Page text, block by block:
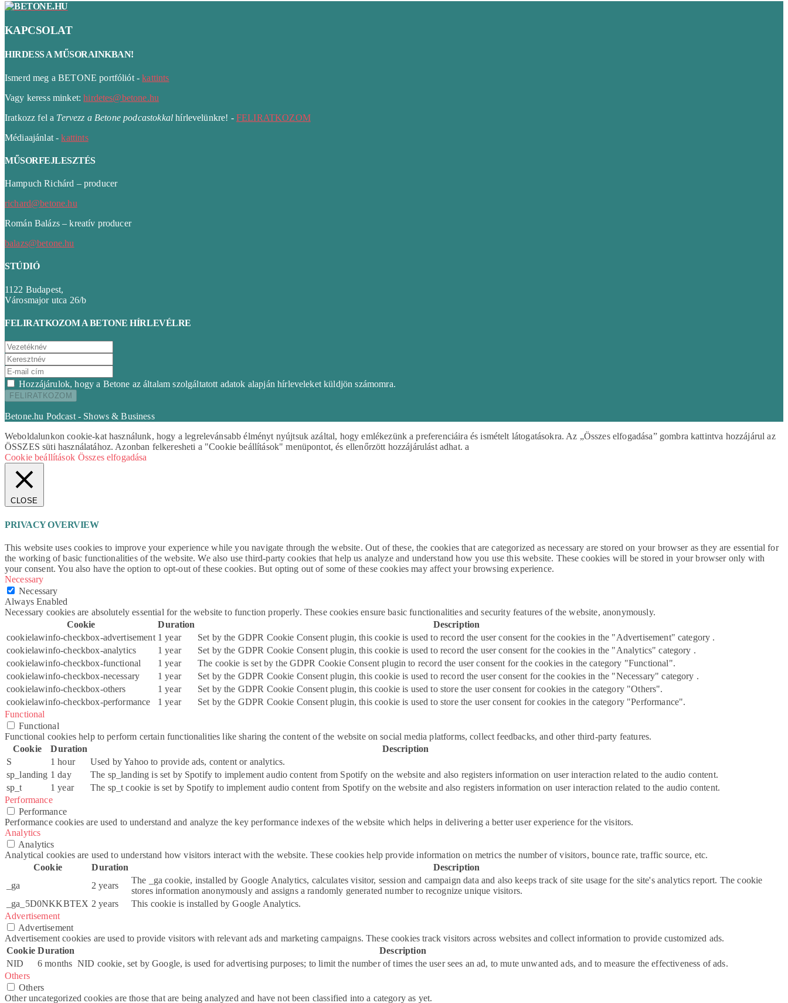
KAPCSOLAT
HIRDESS A MŰSORAINKBAN!
Ismerd meg a BETONE portfóliót -kattints
Vagy keress minket:hirdetes@betone.hu
Iratkozz fel a Tervezz a Betone podcastokkal hírlevelünkre! - FELIRATKOZOM
Médiaajánlat -kattints
MŰSORFEJLESZTÉS
Hampuch Richárd – producer
richard@betone.hu
Román Balázs – kreatív producer
balazs@betone.hu
STÚDIÓ
1122 Budapest,
Városmajor utca 26/b
FELIRATKOZOM A BETONE HÍRLEVÉLRE
Hozzájárulok, hogy a Betone az általam szolgáltatott adatok alapján hírleveleket küldjön számomra.
Betone.hu Podcast - Shows & Business
Weboldalunkon cookie-kat használunk, hogy a legrelevánsabb élményt nyújtsuk azáltal, hogy emlékezünk a preferenciáira és ismételt látogatásokra. Az „Összes elfogadása” gombra kattintva hozzájárul az
ÖSSZES süti használatához. Azonban felkeresheti a "Cookie beállítások" menüpontot, és ellenőrzött hozzájárulást adhat. a
Cookie beállítások Összes elfogadása
CLOSE
PRIVACY OVERVIEW
This website uses cookies to improve your experience while you navigate through the website. Out of these, the cookies that are categorized as necessary are stored on your browser as they are essential for
the working of basic functionalities of the website. We also use third-party cookies that help us analyze and understand how you use this website. These cookies will be stored in your browser only with
your consent. You also have the option to opt-out of these cookies. But opting out of some of these cookies may affect your browsing experience.
Necessary
Necessary
Always Enabled
Necessary cookies are absolutely essential for the website to function properly. These cookies ensure basic functionalities and security features of the website, anonymously.
Cookie
Duration
Description
cookielawinfo-checkbox-advertisement 1 year
Set by the GDPR Cookie Consent plugin, this cookie is used to record the user consent for the cookies in the "Advertisement" category .
cookielawinfo-checkbox-analytics
1 year
Set by the GDPR Cookie Consent plugin, this cookie is used to record the user consent for the cookies in the "Analytics" category .
cookielawinfo-checkbox-functional
1 year
The cookie is set by the GDPR Cookie Consent plugin to record the user consent for the cookies in the category "Functional".
cookielawinfo-checkbox-necessary
1 year
Set by the GDPR Cookie Consent plugin, this cookie is used to record the user consent for the cookies in the "Necessary" category .
cookielawinfo-checkbox-others
1 year
Set by the GDPR Cookie Consent plugin, this cookie is used to store the user consent for cookies in the category "Others".
cookielawinfo-checkbox-performance
1 year
Set by the GDPR Cookie Consent plugin, this cookie is used to store the user consent for cookies in the category "Performance".
Functional
Functional
Functional cookies help to perform certain functionalities like sharing the content of the website on social media platforms, collect feedbacks, and other third-party features.
Cookie
Duration
Description
S
1 hour
Used by Yahoo to provide ads, content or analytics.
sp_landing 1 day
The sp_landing is set by Spotify to implement audio content from Spotify on the website and also registers information on user interaction related to the audio content.
sp_t
1 year
The sp_t cookie is set by Spotify to implement audio content from Spotify on the website and also registers information on user interaction related to the audio content.
Performance
Performance
Performance cookies are used to understand and analyze the key performance indexes of the website which helps in delivering a better user experience for the visitors.
Analytics
Analytics
Analytical cookies are used to understand how visitors interact with the website. These cookies help provide information on metrics the number of visitors, bounce rate, traffic source, etc.
Cookie
Duration
Description
_ga
2 years
The _ga cookie, installed by Google Analytics, calculates visitor, session and campaign data and also keeps track of site usage for the site's analytics report. The cookie
stores information anonymously and assigns a randomly generated number to recognize unique visitors.
_ga_5D0NKKBTEX 2 years
This cookie is installed by Google Analytics.
Advertisement
Advertisement
Advertisement cookies are used to provide visitors with relevant ads and marketing campaigns. These cookies track visitors across websites and collect information to provide customized ads.
Cookie Duration
Description
NID
6 months NID cookie, set by Google, is used for advertising purposes; to limit the number of times the user sees an ad, to mute unwanted ads, and to measure the effectiveness of ads.
Others
Others
Other uncategorized cookies are those that are being analyzed and have not been classified into a category as yet.